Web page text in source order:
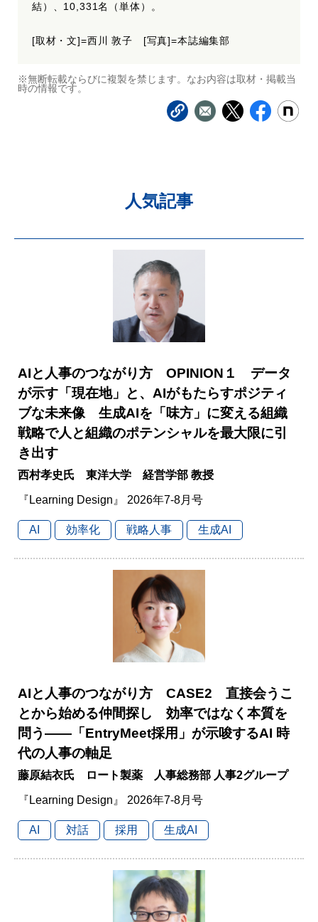
結）、10,331名（単体）。
[取材・文]=西川 敦子 [写真]=本誌編集部
※無断転載ならびに複製を禁じます。なお内容は取材・掲載当
時の情報です。
人気記事
AIと人事のつながり方 OPINION１ データ
が示す「現在地」と、AIがもたらすポジティ
ブな未来像 生成AIを「味方」に変える組織
戦略で人と組織のポテンシャルを最大限に引
き出す
西村孝史氏 東洋大学 経営学部 教授
『Learning Design』 2026年7-8月号
AI 効率化 戦略人事 生成AI
AIと人事のつながり方 CASE2 直接会うこ
とから始める仲間探し 効率ではなく本質を
問う――「EntryMeet採用」が示唆するAI 時
代の人事の軸足
藤原結衣氏 ロート製薬 人事総務部 人事2グループ
『Learning Design』 2026年7-8月号
AI 対話 採用 生成AI